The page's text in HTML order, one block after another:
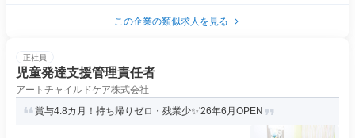
この企業の類似求人を見る
正社員
児童発達支援管理責任者
アートチャイルドケア株式会社
賞与4.8カ月！持ち帰りゼロ・残業少✨'26年6月OPEN